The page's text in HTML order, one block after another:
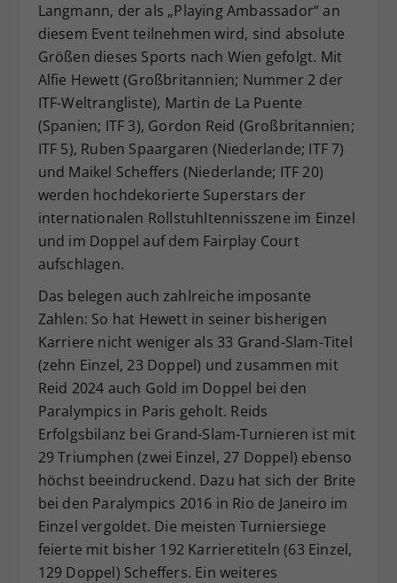
Langmann, der als „Playing Ambassador“ an
diesem Event teilnehmen wird, sind absolute
Größen dieses Sports nach Wien gefolgt. Mit
Alfie Hewett (Großbritannien; Nummer 2 der
ITF-Weltrangliste), Martin de La Puente
(Spanien; ITF 3), Gordon Reid (Großbritannien;
ITF 5), Ruben Spaargaren (Niederlande; ITF 7)
und Maikel Scheffers (Niederlande; ITF 20)
werden hochdekorierte Superstars der
internationalen Rollstuhltennisszene im Einzel
und im Doppel auf dem Fairplay Court
aufschlagen.
Das belegen auch zahlreiche imposante
Zahlen: So hat Hewett in seiner bisherigen
Karriere nicht weniger als 33 Grand-Slam-Titel
(zehn Einzel, 23 Doppel) und zusammen mit
Reid 2024 auch Gold im Doppel bei den
Paralympics in Paris geholt. Reids
Erfolgsbilanz bei Grand-Slam-Turnieren ist mit
29 Triumphen (zwei Einzel, 27 Doppel) ebenso
höchst beeindruckend. Dazu hat sich der Brite
bei den Paralympics 2016 in Rio de Janeiro im
Einzel vergoldet. Die meisten Turniersiege
feierte mit bisher 192 Karrieretiteln (63 Einzel,
129 Doppel) Scheffers. Ein weiteres